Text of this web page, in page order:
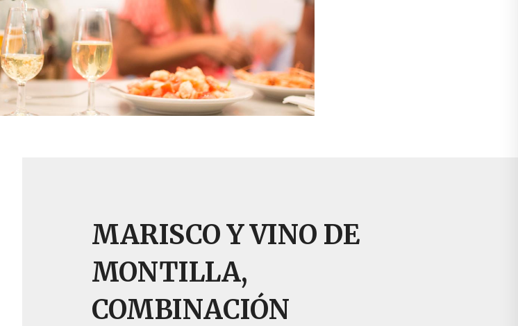
MARISCO Y VINO DE
MONTILLA,
COMBINACIÓN